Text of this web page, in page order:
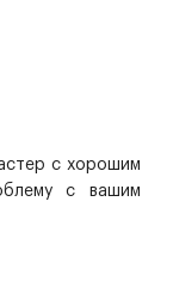
с хорошим
с вашим